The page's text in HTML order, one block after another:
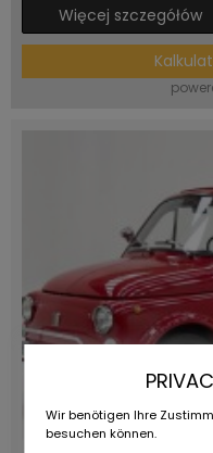
Więcej szczegółów
Wir benötigen Ihre
besuchen können.